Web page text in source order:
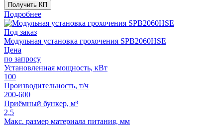
Получить КП
Подробнее
Под заказ
Модульная установка грохочения SPB2060HSE
Цена
по запросу
Установленная мощность, кВт
100
Производительность, т/ч
200-600
Приёмный бункер, м³
2,5
Макс. размер материала питания, мм